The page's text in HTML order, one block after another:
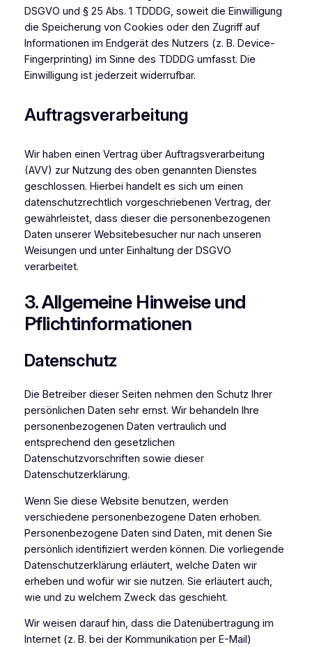
DSGVO und § 25 Abs. 1 TDDDG, soweit die Einwilligung
die Speicherung von Cookies oder den Zugriff auf
Informationen im Endgerät des Nutzers (z. B. Device-
Fingerprinting) im Sinne des TDDDG umfasst. Die
Einwilligung ist jederzeit widerrufbar.
Auftragsverarbeitung
Wir haben einen Vertrag über Auftragsverarbeitung
(AVV) zur Nutzung des oben genannten Dienstes
geschlossen. Hierbei handelt es sich um einen
datenschutzrechtlich vorgeschriebenen Vertrag, der
gewährleistet, dass dieser die personenbezogenen
Daten unserer Websitebesucher nur nach unseren
Weisungen und unter Einhaltung der DSGVO
verarbeitet.
3. Allgemeine Hinweise und
Pflicht­informationen
Datenschutz
Die Betreiber dieser Seiten nehmen den Schutz Ihrer
persönlichen Daten sehr ernst. Wir behandeln Ihre
personenbezogenen Daten vertraulich und
entsprechend den gesetzlichen
Datenschutzvorschriften sowie dieser
Datenschutzerklärung.
Wenn Sie diese Website benutzen, werden
verschiedene personenbezogene Daten erhoben.
Personenbezogene Daten sind Daten, mit denen Sie
persönlich identifiziert werden können. Die vorliegende
Datenschutzerklärung erläutert, welche Daten wir
erheben und wofür wir sie nutzen. Sie erläutert auch,
wie und zu welchem Zweck das geschieht.
Wir weisen darauf hin, dass die Datenübertragung im
Internet (z. B. bei der Kommunikation per E-Mail)